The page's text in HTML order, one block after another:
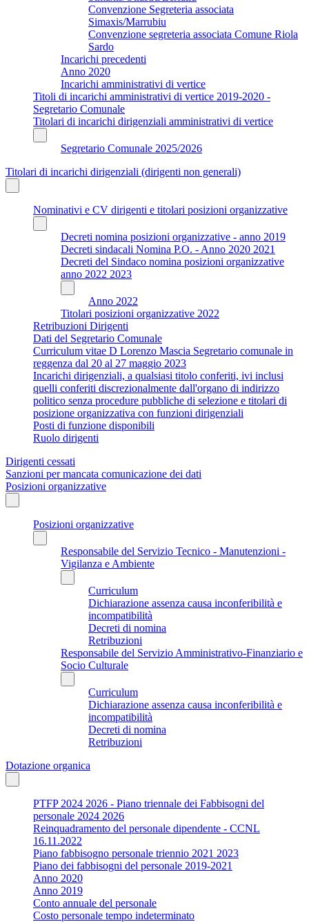
Convenzione Segreteria associata
Simaxis/Marrubiu
Convenzione segreteria associata Comune Riola
Sardo
Incarichi precedenti
Anno 2020
Incarichi amministrativi di vertice
Titoli di incarichi amministrativi di vertice 2019-2020 -
Segretario Comunale
Titolari di incarichi dirigenziali amministrativi di vertice
Segretario Comunale 2025/2026
Titolari di incarichi dirigenziali (dirigenti non generali)
Nominativi e CV dirigenti e titolari posizioni organizzative
Decreti nomina posizioni organizzative - anno 2019
Decreti sindacali Nomina P.O. - Anno 2020 2021
Decreti del Sindaco nomina posizioni organizzative
anno 2022 2023
Anno 2022
Titolari posizioni organizzative 2022
Retribuzioni Dirigenti
Dati del Segretario Comunale
Curriculum vitae D Lorenzo Mascia Segretario comunale in
reggenza dal 20 al 27 maggio 2023
Incarichi dirigenziali, a qualsiasi titolo conferiti, ivi inclusi
quelli conferiti discrezionalmente dall'organo di indirizzo
politico senza procedure pubbliche di selezione e titolari di
posizione organizzativa con funzioni dirigenziali
Posti di funzione disponibili
Ruolo dirigenti
Dirigenti cessati
Sanzioni per mancata comunicazione dei dati
Posizioni organizzative
Posizioni organizzative
Responsabile del Servizio Tecnico - Manutenzioni -
Vigilanza e Ambiente
Curriculum
Dichiarazione assenza causa inconferibilità e
incompatibilità
Decreti di nomina
Retribuzioni
Responsabile del Servizio Amministrativo-Finanziario e
Socio Culturale
Curriculum
Dichiarazione assenza causa inconferibilità e
incompatibilità
Decreti di nomina
Retribuzioni
Dotazione organica
PTFP 2024 2026 - Piano triennale dei Fabbisogni del
personale 2024 2026
Reinquadramento del personale dipendente - CCNL
16.11.2022
Piano fabbisogno personale triennio 2021 2023
Piano dei fabbisogni del personale 2019-2021
Anno 2020
Anno 2019
Conto annuale del personale
Costo personale tempo indeterminato